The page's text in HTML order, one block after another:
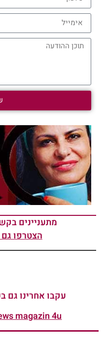
מתעניינים
הצטרפו
עקבו אחרינו גם
magazin 4u